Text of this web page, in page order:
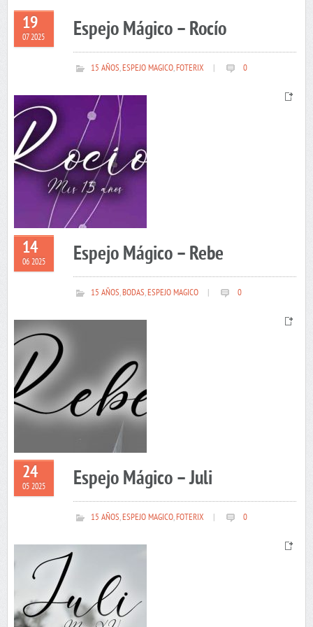
19
07 2025 Espejo Mágico – Rocío
15 AÑOS,ESPEJO MAGICO,FOTERIX 0
14
06 2025 Espejo Mágico – Rebe
15 AÑOS,BODAS,ESPEJO MAGICO 0
24
05 2025 Espejo Mágico – Juli
15 AÑOS,ESPEJO MAGICO,FOTERIX 0